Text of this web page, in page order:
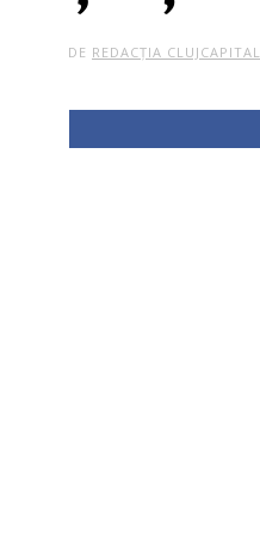
DE REDACȚIA